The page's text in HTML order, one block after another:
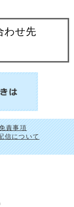
わせ先
責事項
信について